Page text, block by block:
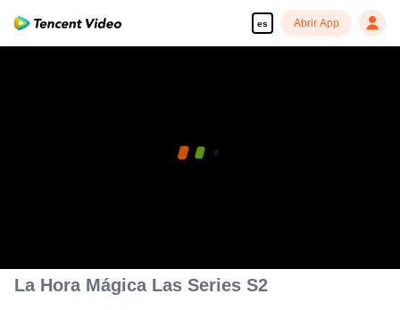
es Abrir App
La Hora Mágica Las Series S2